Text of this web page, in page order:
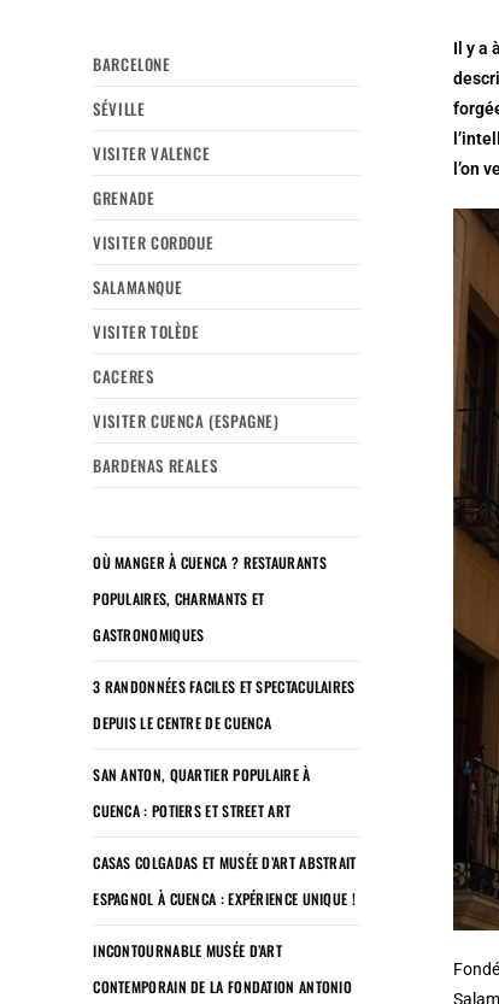
Il y a
l’on
BARCELONE
SÉVILLE
VISITER VALENCE
GRENADE
VISITER CORDOUE
SALAMANQUE
VISITER TOLÈDE
CACERES
VISITER CUENCA (ESPAGNE)
BARDENAS REALES
OÙ MANGER À CUENCA ? RESTAURANTS
POPULAIRES, CHARMANTS ET
GASTRONOMIQUES
3 RANDONNÉES FACILES ET SPECTACULAIRES
DEPUIS LE CENTRE DE CUENCA
SAN ANTON, QUARTIER POPULAIRE À
CUENCA : POTIERS ET STREET ART
CASAS COLGADAS ET MUSÉE D’ART ABSTRAIT
ESPAGNOL À CUENCA : EXPÉRIENCE UNIQUE !
INCONTOURNABLE MUSÉE D’ART
CONTEMPORAIN DE LA FONDATION ANTONIO